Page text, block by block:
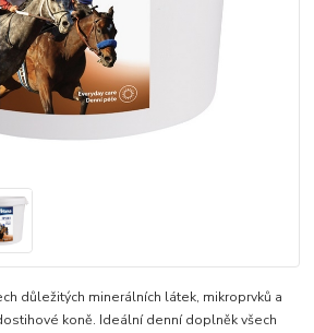
důležitých minerálních látek, mikroprvků a
koně. Ideální denní doplněk všech